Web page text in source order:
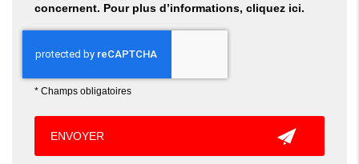
concernent. Pour plus d’informations, cliquez ici.
* Champs obligatoires